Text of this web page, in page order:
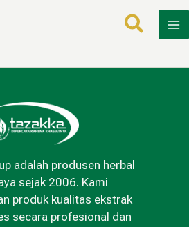
adalah produsen herbal
sejak 2006. Kami
produk kualitas ekstrak
secara profesional dan